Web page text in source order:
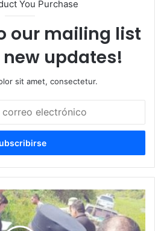
You Purchase
our mailing list
updates!
sit amet, consectetur.